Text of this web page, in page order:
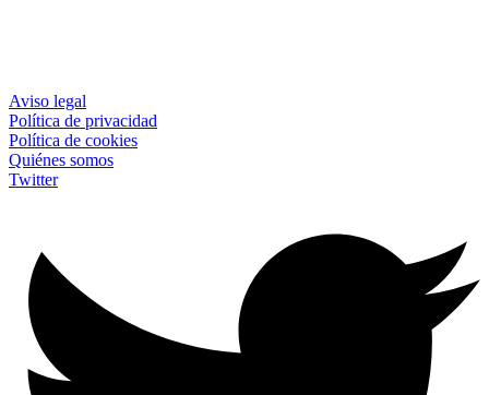
Aviso legal
Política de privacidad
Política de cookies
Quiénes somos
Twitter